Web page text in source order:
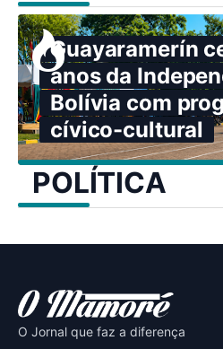
Guayaramerín
anos da
Bolívia com
cívico-cultural
POLÍTICA
O Jornal que faz a diferença